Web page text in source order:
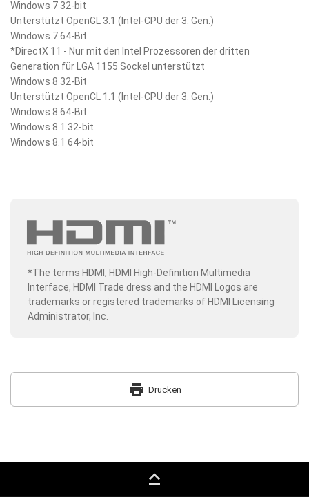
Windows 7 32-bit
Unterstützt OpenGL 3.1 (Intel-CPU der 3. Gen.)
Windows 7 64-Bit
*DirectX 11 - Nur mit den Intel Prozessoren der dritten
Generation für LGA 1155 Sockel unterstützt
Windows 8 32-Bit
Unterstützt OpenCL 1.1 (Intel-CPU der 3. Gen.)
Windows 8 64-Bit
Windows 8.1 32-bit
Windows 8.1 64-bit
*The terms HDMI, HDMI High-Definition Multimedia
Interface, HDMI Trade dress and the HDMI Logos are
trademarks or registered trademarks of HDMI Licensing
Administrator, Inc.
print Drucken
keyboard_capslock